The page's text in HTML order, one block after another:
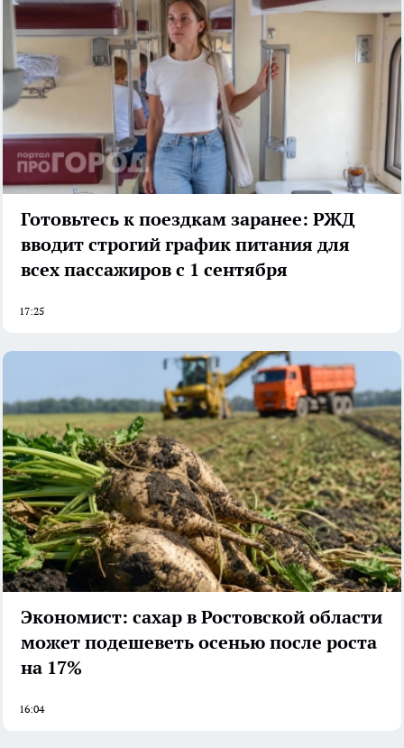
Готовьтесь к поездкам заранее: РЖД
вводит строгий график питания для
всех пассажиров с 1 сентября
17:25
Экономист: сахар в Ростовской области
может подешеветь осенью после роста
на 17%
16:04